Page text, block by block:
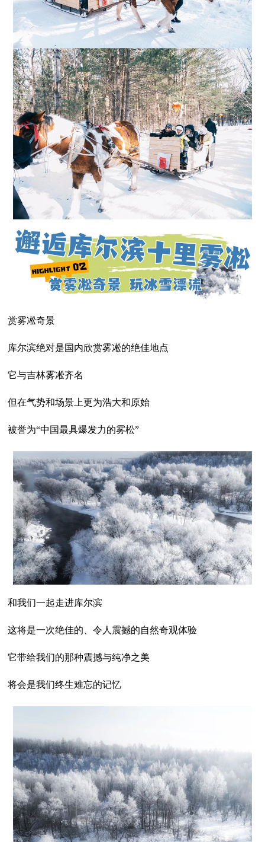
赏雾凇奇景
库尔滨绝对是国内欣赏雾凇的绝佳地点
它与吉林雾凇齐名
但在气势和场景上更为浩大和原始
被誉为“中国最具爆发力的雾松”
和我们一起走进库尔滨
这将是一次绝佳的、令人震撼的自然奇观体验
它带给我们的那种震撼与纯净之美
将会是我们终生难忘的记忆